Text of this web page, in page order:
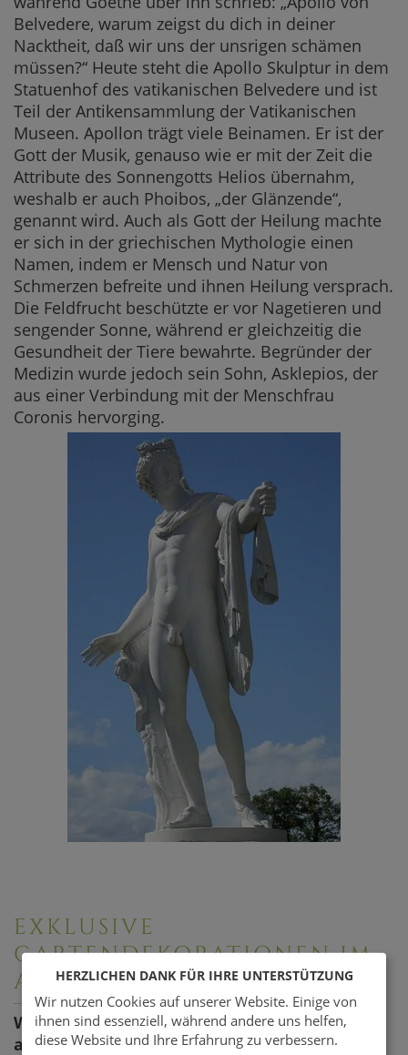
Belvedere, warum zeigst du dich in deiner
Nacktheit, daß wir uns der unsrigen schämen
müssen?“ Heute steht die Apollo Skulptur in dem
Statuenhof des vatikanischen Belvedere und ist
Teil der Antikensammlung der Vatikanischen
Museen. Apollon trägt viele Beinamen. Er ist der
Gott der Musik, genauso wie er mit der Zeit die
Attribute des Sonnengotts Helios übernahm,
weshalb er auch Phoibos, „der Glänzende“,
genannt wird. Auch als Gott der Heilung machte
er sich in der griechischen Mythologie einen
Namen, indem er Mensch und Natur von
Schmerzen befreite und ihnen Heilung versprach.
Die Feldfrucht beschützte er vor Nagetieren und
sengender Sonne, während er gleichzeitig die
Gesundheit der Tiere bewahrte. Begründer der
Medizin wurde jedoch sein Sohn, Asklepios, der
aus einer Verbindung mit der Menschfrau
Coronis hervorging.
EXKLUSIVE
GARTENDEKORATIONEN IM
ANTIKEN STIL
Welche antiken Skulpturen & Co. können Sie
als Highlight in Ihrem Garten nutzen?
HERZLICHEN DANK FÜR IHRE UNTERSTÜTZUNG
Wir nutzen Cookies auf unserer Website. Einige von
ihnen sind essenziell, während andere uns helfen,
diese Website und Ihre Erfahrung zu verbessern.